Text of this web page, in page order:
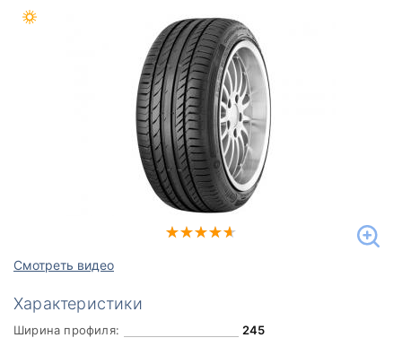
Смотреть видео
Характеристики
Ширина профиля:
245